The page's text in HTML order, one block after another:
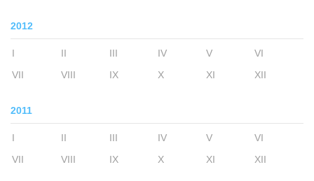
2012
I II III IV V
VI
VII
VIII IX X XI XII
2011
I II III IV V
VI
VII
VIII IX X XI XII